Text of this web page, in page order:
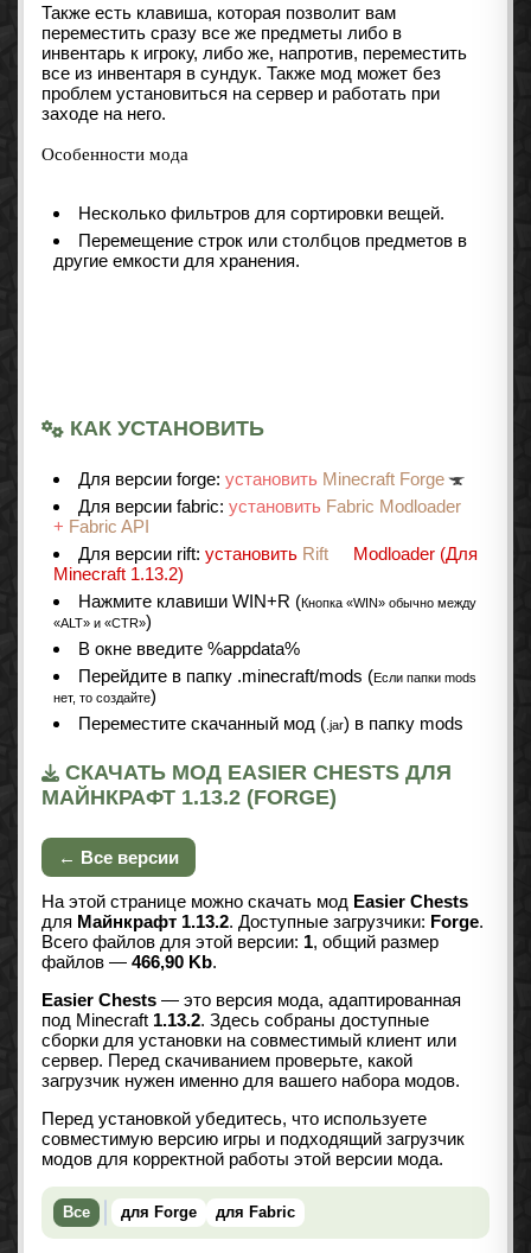
Также есть клавиша, которая позволит вам
переместить сразу все же предметы либо в
инвентарь к игроку, либо же, напротив, переместить
все из инвентаря в сундук. Также мод может без
проблем установиться на сервер и работать при
заходе на него.
Особенности мода
Несколько фильтров для сортировки вещей.
Перемещение строк или столбцов предметов в
другие емкости для хранения.
КАК УСТАНОВИТЬ
Для версии forge: установить Minecraft Forge
Для версии fabric: установить Fabric Modloader
+ Fabric API
Для версии rift: установить Rift
Modloader (Для
Minecraft 1.13.2)
Нажмите клавиши WIN+R (Кнопка «WIN» обычно между
«ALT» и «CTR»)
В окне введите %appdata%
Перейдите в папку .minecraft/mods (Если папки mods
нет, то создайте)
Переместите скачанный мод ( .jar) в папку mods
СКАЧАТЬ МОД EASIER CHESTS ДЛЯ
МАЙНКРАФТ 1.13.2 (FORGE)
← Все версии
На этой странице можно скачать мод Easier Chests
для Майнкрафт 1.13.2. Доступные загрузчики: Forge.
Всего файлов для этой версии: 1, общий размер
файлов — 466,90 Kb.
Easier Chests — это версия мода, адаптированная
под Minecraft 1.13.2. Здесь собраны доступные
сборки для установки на совместимый клиент или
сервер. Перед скачиванием проверьте, какой
загрузчик нужен именно для вашего набора модов.
Перед установкой убедитесь, что используете
совместимую версию игры и подходящий загрузчик
модов для корректной работы этой версии мода.
Все для Forge для Fabric